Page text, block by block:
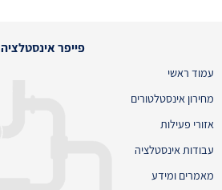
פייפר אינסטלציה
עמוד ראשי
מחירון אינסטלטורים
אזורי פעילות
עבודות אינסטלציה
מאמרים ומידע